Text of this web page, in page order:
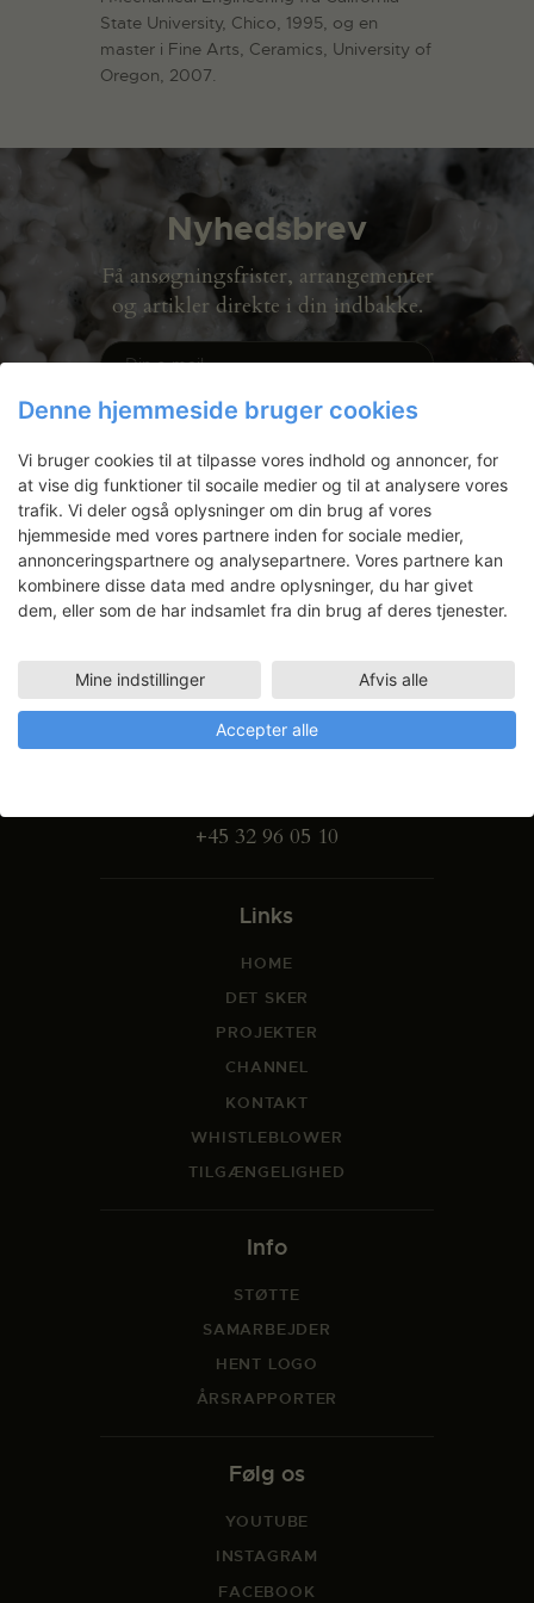
State University, Chico, 1995, og en
master i Fine Arts, Ceramics, University of
Oregon, 2007.
Nyhedsbrev
Få ansøgningsfrister, arrangementer
og artikler direkte i din indbakke.
Gammel Dok Pakhus
Strandgade 27 B
+45 32 96 05 10
Links
HOME
DET SKER
PROJEKTER
CHANNEL
KONTAKT
WHISTLEBLOWER
TILGÆNGELIGHED
Info
STØTTE
SAMARBEJDER
HENT LOGO
ÅRSRAPPORTER
Følg os
YOUTUBE
INSTAGRAM
FACEBOOK
Denne hjemmeside bruger cookies
Vi bruger cookies til at tilpasse vores indhold og annoncer, for
at vise dig funktioner til socaile medier og til at analysere vores
trafik. Vi deler også oplysninger om din brug af vores
hjemmeside med vores partnere inden for sociale medier,
annonceringspartnere og analysepartnere. Vores partnere kan
kombinere disse data med andre oplysninger, du har givet
dem, eller som de har indsamlet fra din brug af deres tjenester.
Mine indstillinger Afvis alle
Accepter alle